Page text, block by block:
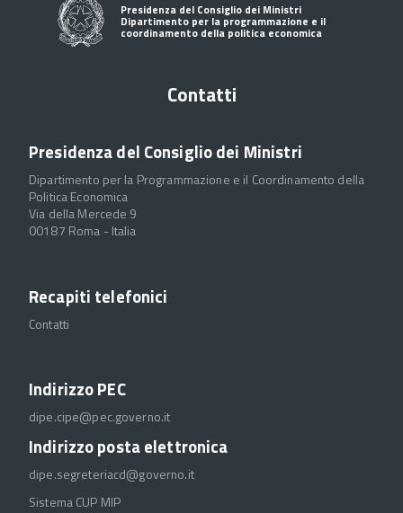
Presidenza del Consiglio dei Ministri
Dipartimento per la programmazione e il
coordinamento della politica economica
Contatti
Presidenza del Consiglio dei Ministri
Dipartimento per la Programmazione e il Coordinamento della
Politica Economica
Via della Mercede 9
00187 Roma - Italia
Recapiti telefonici
Contatti
Indirizzo PEC
dipe.cipe@pec.governo.it
Indirizzo posta elettronica
dipe.segreteriacd@governo.it
Sistema CUP MIP